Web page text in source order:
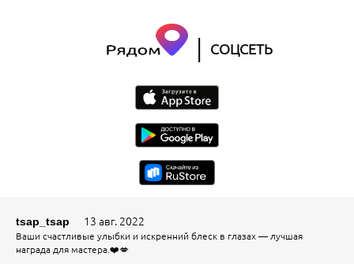
| СОЦСЕТЬ
tsap_tsap 13 авг. 2022
Ваши счастливые улыбки и искренний блеск в глазах — лучшая
награда для мастера.❤️💋